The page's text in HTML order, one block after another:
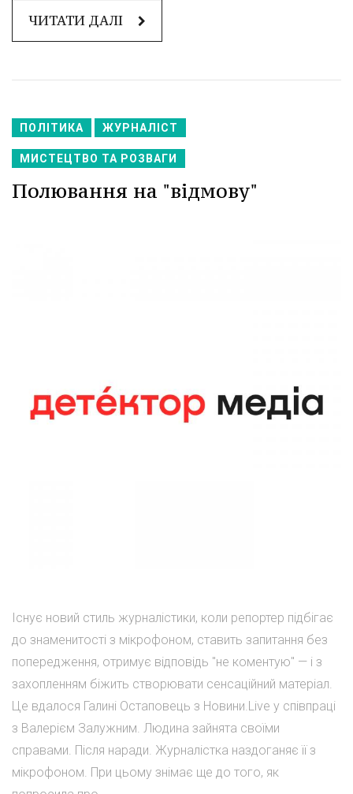
ЧИТАТИ ДАЛІ
ПОЛІТИКА ЖУРНАЛІСТ
МИСТЕЦТВО ТА РОЗВАГИ
Полювання на "відмову"
Існує новий стиль журналістики, коли репортер підбігає
до знаменитості з мікрофоном, ставить запитання без
попередження, отримує відповідь "не коментую" — і з
захопленням біжить створювати сенсаційний матеріал.
Це вдалося Галині Остаповець з Новини.Live у співпраці
з Валерієм Залужним. Людина зайнята своїми
справами. Після наради. Журналістка наздоганяє її з
мікрофоном. При цьому знімає ще до того, як